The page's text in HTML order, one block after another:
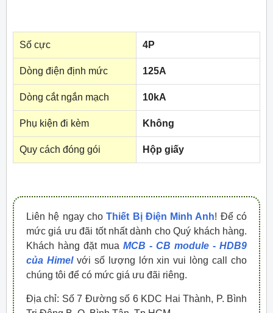
Số cực 4P
Dòng điện định mức 125A
Dòng cắt ngắn mạch 10kA
Phụ kiện đi kèm Không
Quy cách đóng gói Hộp giấy
Liên hệ ngay choThiết Bị Điện Minh Anh! Để có
mức giá ưu đãi tốt nhất dành cho Quý khách hàng.
Khách hàng đặt mua MCB - CB module - HDB9
của Himel với số lượng lớn xin vui lòng call cho
chúng tôi để có mức giá ưu đãi riêng.
Địa chỉ: Số 7 Đường số 6 KDC Hai Thành, P. Bình